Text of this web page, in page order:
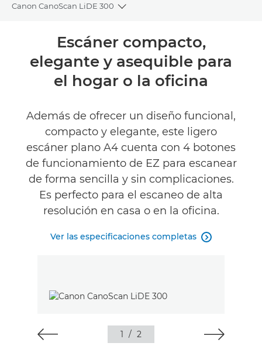
Canon CanoScan LiDE 300
Toggle breadcrumbs
Descripción general
Especificaciones
ENCONTRAR UN DISTRIBUIDOR
Escáner compacto,
elegante y asequible para
el hogar o la oficina
Además de ofrecer un diseño funcional,
compacto y elegante, este ligero
escáner plano A4 cuenta con 4 botones
de funcionamiento de EZ para escanear
de forma sencilla y sin complicaciones.
Es perfecto para el escaneo de alta
resolución en casa o en la oficina.
Ver las especificaciones completas 
1 / 2